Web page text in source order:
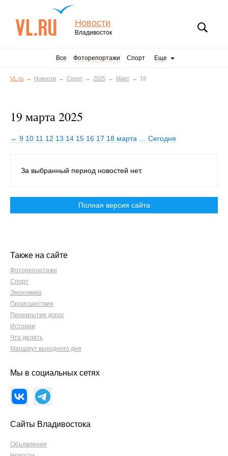
Новости
Владивосток
Все Фоторепортажи Спорт Еще
VL.ru Новости Спорт 2025 Март 19
19 марта 2025
← 9 10 11 12 13 14 15 16 17 18 марта Сегодня
За выбранный период новостей нет.
Полная версия сайта
Также на сайте
Фоторепортажи
Спорт
Экономика
Происшествия
Перекрытия дорог
Истории
Что делать
Маршрут выходного дня
Мы в социальных сетях
Сайты Владивостока
Объявления